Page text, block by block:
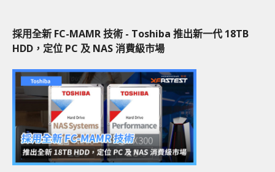
採用全新 FC-MAMR 技術 - Toshiba 推出新一代 18TB
HDD，定位 PC 及 NAS 消費級市場